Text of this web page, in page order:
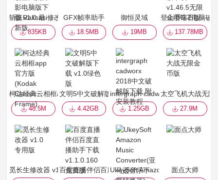
斩妖Raksasi修改器风灵月影电脑版下载 v1.0 最新版
835KB
GFX帧率助手
18.5MB
御恒灵域
19MB
登山赛车2电脑破
137.78MB
柯达经典云相框app官方版(Kodak Classic Frame)
48.5M
文明5中文破解版下载 v1.0绿色版
4.42GB
intergraph cadworx 2018中文破解
1.25GB
太空飞机大战无限
27.9M
觅长生修改器 v1.0 专用版百度直播伴侣百度直播助手下载 v1.1.0.160免费版
UkeySoft Amazon Music面点大师